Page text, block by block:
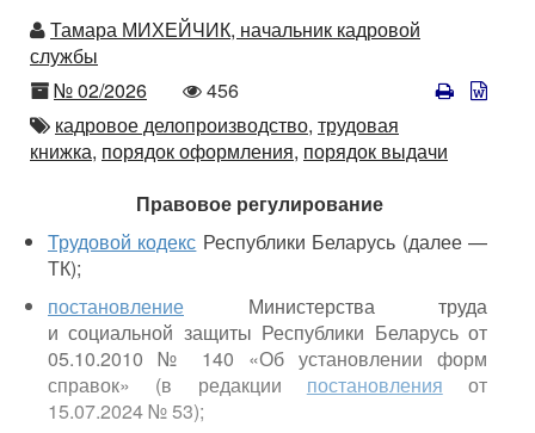
Автор
Тамара МИХЕЙЧИК, начальник кадровой
службы
Номер
№ 02/2026
Количество
просмотров
456
Автор
кадровое делопроизводство, трудовая
книжка, порядок оформления, порядок выдачи
Правовое регулирование
Трудовой кодекс Республики Беларусь (далее —
ТК);
постановление Министерства труда
и социальной защиты Республики Беларусь от
05.10.2010 № 140 «Об установлении форм
справок» (в редакции постановления от
15.07.2024 № 53);